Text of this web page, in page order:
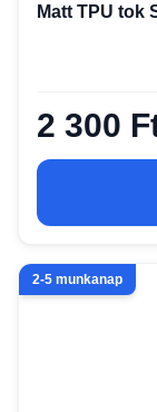
Matt TPU tok
2 300
2-5 munkanap